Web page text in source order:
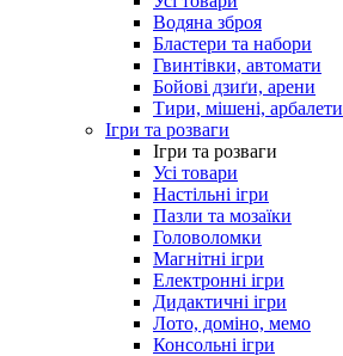
Водяна зброя
Бластери та набори
Гвинтівки, автомати
Бойові дзиґи, арени
Тири, мішені, арбалети
Ігри та розваги
Ігри та розваги
Усі товари
Настільні ігри
Пазли та мозаїки
Головоломки
Магнітні ігри
Електронні ігри
Дидактичні ігри
Лото, доміно, мемо
Консольні ігри